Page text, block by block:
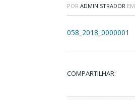
POR ADMINISTRADOR EM
058_2018_0000001
COMPARTILHAR: